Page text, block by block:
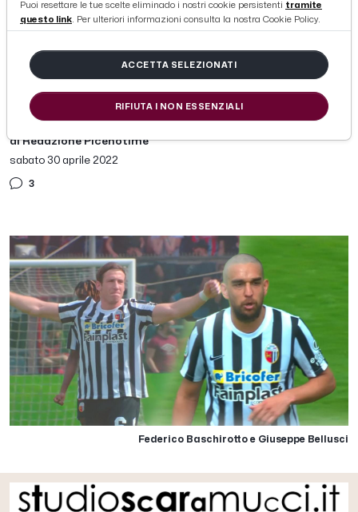
Cremonese-Ascoli 0-1, Baschirotto:
“Azione gol provata in settimana”.
Bellusci: “Torniamo nella griglia
dei migliori”
di Redazione Picenotime
sabato 30 aprile 2022
3
Federico Baschirotto e Giuseppe Bellusci
Puoi resettare le tue scelte eliminado i nostri cookie persistenti tramite
questo link. Per ulteriori informazioni consulta la nostra Cookie Policy.
ACCETTA SELEZIONATI
RIFIUTA I NON ESSENZIALI